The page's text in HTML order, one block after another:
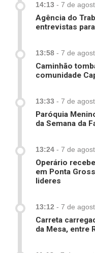
14:13 - 7 de
Agência do
entrevistas
13:58 - 7 de
Caminhão
comunidade
13:33 - 7 de
Paróquia
da Semana da
13:24 - 7 de
Operário
em Ponta
lideres
13:12 - 7 de
Carreta
da Mesa, entre